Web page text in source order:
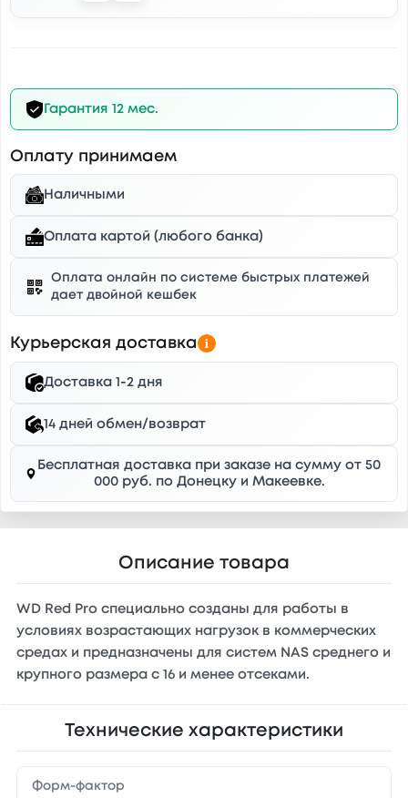
Гарантия 12 мес.
Оплату принимаем
Наличными
Оплата картой (любого банка)
Оплата онлайн по системе быстрых платежей
дает двойной кешбек
Курьерская доставка
Доставка 1-2 дня
14 дней обмен/возврат
Бесплатная доставка при заказе на сумму от 50
000 руб. по Донецку и Макеевке.
Описание товара
WD Red Pro специально созданы для работы в
условиях возрастающих нагрузок в коммерческих
средах и предназначены для систем NAS среднего и
крупного размера с 16 и менее отсеками.
Технические характеристики
Форм-фактор